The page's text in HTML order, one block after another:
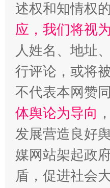
招工难、用工荒
述权和知情权
应，我们将视
人姓名、地址
行评论，或将
不代表本网赞
体舆论为导向
发展营造良好
媒网站架起政
盾，促进社会